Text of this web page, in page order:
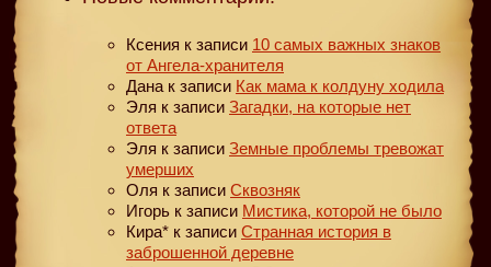
Ксения к записи 10 самых важных знаков
от Ангела-хранителя
Дана к записи Как мама к колдуну ходила
Эля к записи Загадки, на которые нет
ответа
Эля к записи Земные проблемы тревожат
умерших
Оля к записи Сквозняк
Игорь к записи Мистика, которой не было
Кира* к записи Странная история в
заброшенной деревне